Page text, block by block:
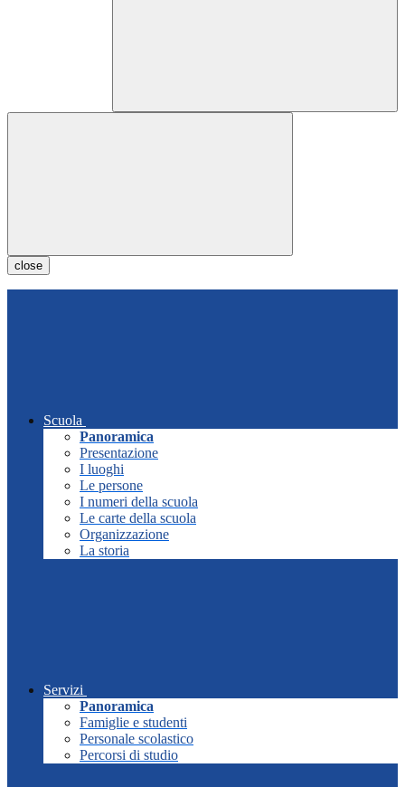
close
Scuola
Panoramica
Presentazione
I luoghi
Le persone
I numeri della scuola
Le carte della scuola
Organizzazione
La storia
Servizi
Panoramica
Famiglie e studenti
Personale scolastico
Percorsi di studio